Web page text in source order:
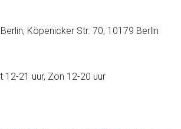
Köpenicker Str. 70, 10179 Berlin
12-21 uur, Zon 12-20 uur